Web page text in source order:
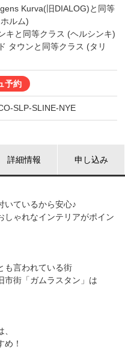
Kurva(旧DIALOG)と同等
ルム)
キと同等クラス (ヘルシンキ)
タウンと同等クラス (タリ
予約
SLP-SLINE-NYE
詳細情報 申し込み
いているから安心♪
しゃれなインテリアがポイン
も言われている街
市街「ガムラスタン」は
！